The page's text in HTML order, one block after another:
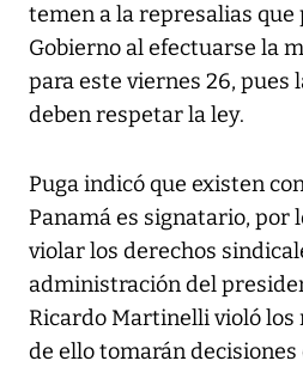
temen a la represalias
Gobierno al efectuarse la
para este viernes 26, pues
deben respetar la ley.
Puga indicó que existen
Panamá es signatario, por
violar los derechos
administración del
Ricardo Martinelli violó los
de ello tomarán